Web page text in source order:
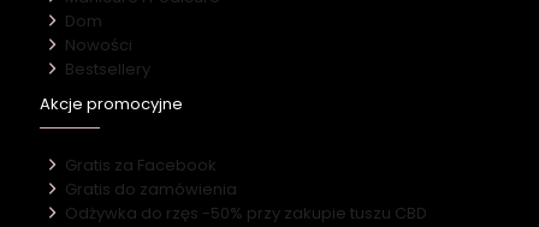
Dom
Nowości
Bestsellery
Akcje promocyjne
Gratis za Facebook
Gratis do zamówienia
Odżywka do rzęs -50% przy zakupie tuszu CBD